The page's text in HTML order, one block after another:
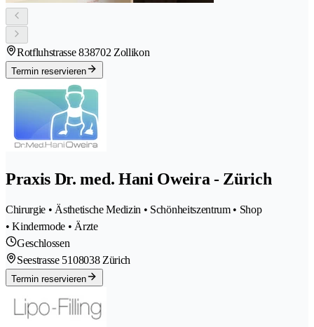
Rotfluhstrasse 838702 Zollikon
Termin reservieren
Praxis Dr. med. Hani Oweira - Zürich
Chirurgie • Ästhetische Medizin • Schönheitszentrum • Shop
• Kindermode • Ärzte
Geschlossen
Seestrasse 5108038 Zürich
Termin reservieren